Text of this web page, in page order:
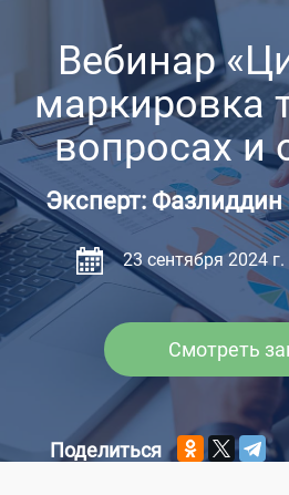
Вебинар
маркировка
вопросах и
Эксперт:
23 сентября 2024 г.
Смотреть
Поделиться